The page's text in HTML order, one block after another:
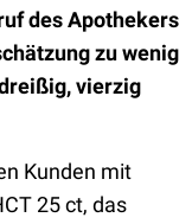
des Apothekers
zu wenig
vierzig
Kunden mit
25 ct, das